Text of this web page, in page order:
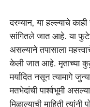
दरम्यान, या हल्ल्याचे
सांगितले जात आहे. या
असल्याने तपासाला
केली जात आहे. मृताच्या
मर्यादित नसून त्यामागे
मतभेदांची पार्श्वभूमी
मिळाल्याची माहिती त्यांनी